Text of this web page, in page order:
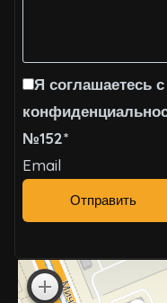
Я соглашаетесь
№152*
Email
Отправить